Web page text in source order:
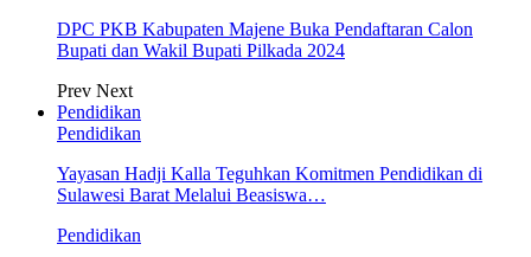
DPC PKB Kabupaten Majene Buka Pendaftaran Calon
Bupati dan Wakil Bupati Pilkada 2024
Prev Next
Pendidikan
Pendidikan
Yayasan Hadji Kalla Teguhkan Komitmen Pendidikan di
Sulawesi Barat Melalui Beasiswa…
Pendidikan